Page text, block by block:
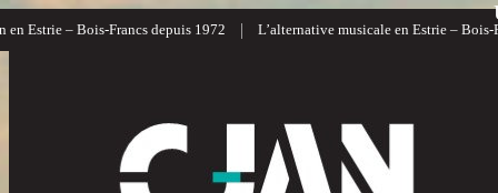
Estrie – Bois-Francs depuis 1972 | L’alternative musicale en Estrie – Bois-